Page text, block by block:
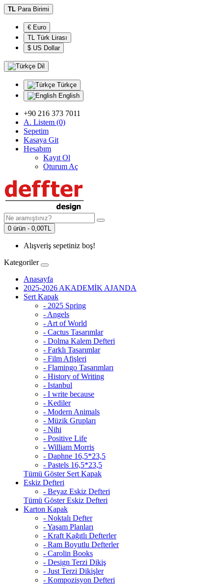
TL Para Birimi
€ Euro
TL Türk Lirası
$ US Dollar
Dil
Türkçe
English
+90 216 373 7011
A. Listem (0)
Sepetim
Kasaya Git
Hesabım
Kayıt Ol
Oturum Aç
0 ürün - 0,00TL
Alışveriş sepetiniz boş!
Kategoriler
Anasayfa
2025-2026 AKADEMİK AJANDA
Sert Kapak
- 2025 Spring
- Angels
- Art of World
- Cactus Tasarımlar
- Dolma Kalem Defteri
- Farklı Tasarımlar
- Film Afişleri
- Flamingo Tasarımları
- History of Writing
- Istanbul
- I write because
- Kediler
- Modern Animals
- Müzik Grupları
- Nihi
- Positive Life
- William Morris
- Daphne 16,5*23,5
- Pastels 16,5*23,5
Tümü Göster Sert Kapak
Eskiz Defteri
- Beyaz Eskiz Defteri
Tümü Göster Eskiz Defteri
Karton Kapak
- Noktalı Defter
- Yaşam Planları
- Kraft Kağıtlı Defterler
- Ram Boyutlu Defterler
- Carolin Books
- Design Terzi Dikiş
- Just Terzi Dikişler
- Kompozisyon Defteri